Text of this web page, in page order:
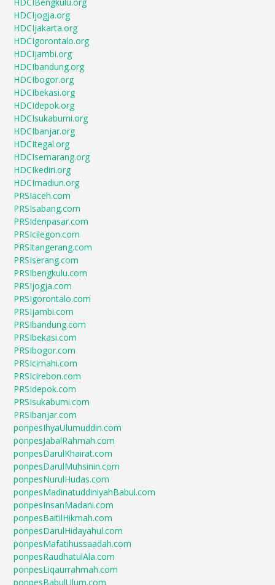
HDCIBengkulu.org
HDCIjogja.org
HDCIjakarta.org
HDCIgorontalo.org
HDCIjambi.org
HDCIbandung.org
HDCIbogor.org
HDCIbekasi.org
HDCIdepok.org
HDCIsukabumi.org
HDCIbanjar.org
HDCItegal.org
HDCIsemarang.org
HDCIkediri.org
HDCImadiun.org
PRSIaceh.com
PRSIsabang.com
PRSIdenpasar.com
PRSIcilegon.com
PRSItangerang.com
PRSIserang.com
PRSIbengkulu.com
PRSIjogja.com
PRSIgorontalo.com
PRSIjambi.com
PRSIbandung.com
PRSIbekasi.com
PRSIbogor.com
PRSIcimahi.com
PRSIcirebon.com
PRSIdepok.com
PRSIsukabumi.com
PRSIbanjar.com
ponpesIhyaUlumuddin.com
ponpesJabalRahmah.com
ponpesDarulKhairat.com
ponpesDarulMuhsinin.com
ponpesNurulHudas.com
ponpesMadinatuddiniyahBabul.com
ponpesInsanMadani.com
ponpesBaitilHikmah.com
ponpesDarulHidayahul.com
ponpesMafatihussaadah.com
ponpesRaudhatulAla.com
ponpesLiqaurrahmah.com
ponpesBabulUlum.com